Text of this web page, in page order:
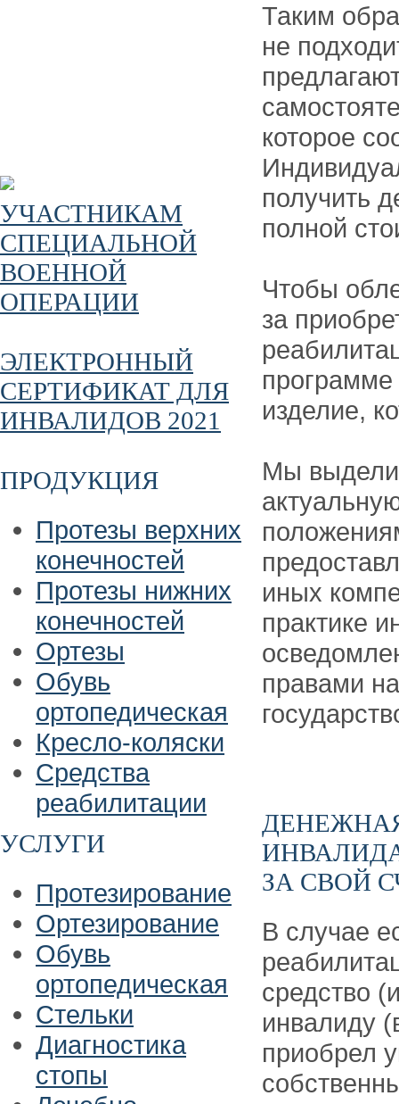
УЧАСТНИКАМ
СПЕЦИАЛЬНОЙ
ВОЕННОЙ
ОПЕРАЦИИ
ЭЛЕКТРОННЫЙ
СЕРТИФИКАТ ДЛЯ
ИНВАЛИДОВ 2021
ПРОДУКЦИЯ
Протезы верхних
конечностей
Протезы нижних
конечностей
Ортезы
Обувь
ортопедическая
Кресло-коляски
Средства
реабилитации
УСЛУГИ
Протезирование
Ортезирование
Обувь
ортопедическая
Стельки
Диагностика
стопы
Таким
не
которое
получить
полной
Чтобы
за
изделие,
Мы
иных
практике
правами
ЗА СВОЙ
В случае
средство
инвалиду
приобрел